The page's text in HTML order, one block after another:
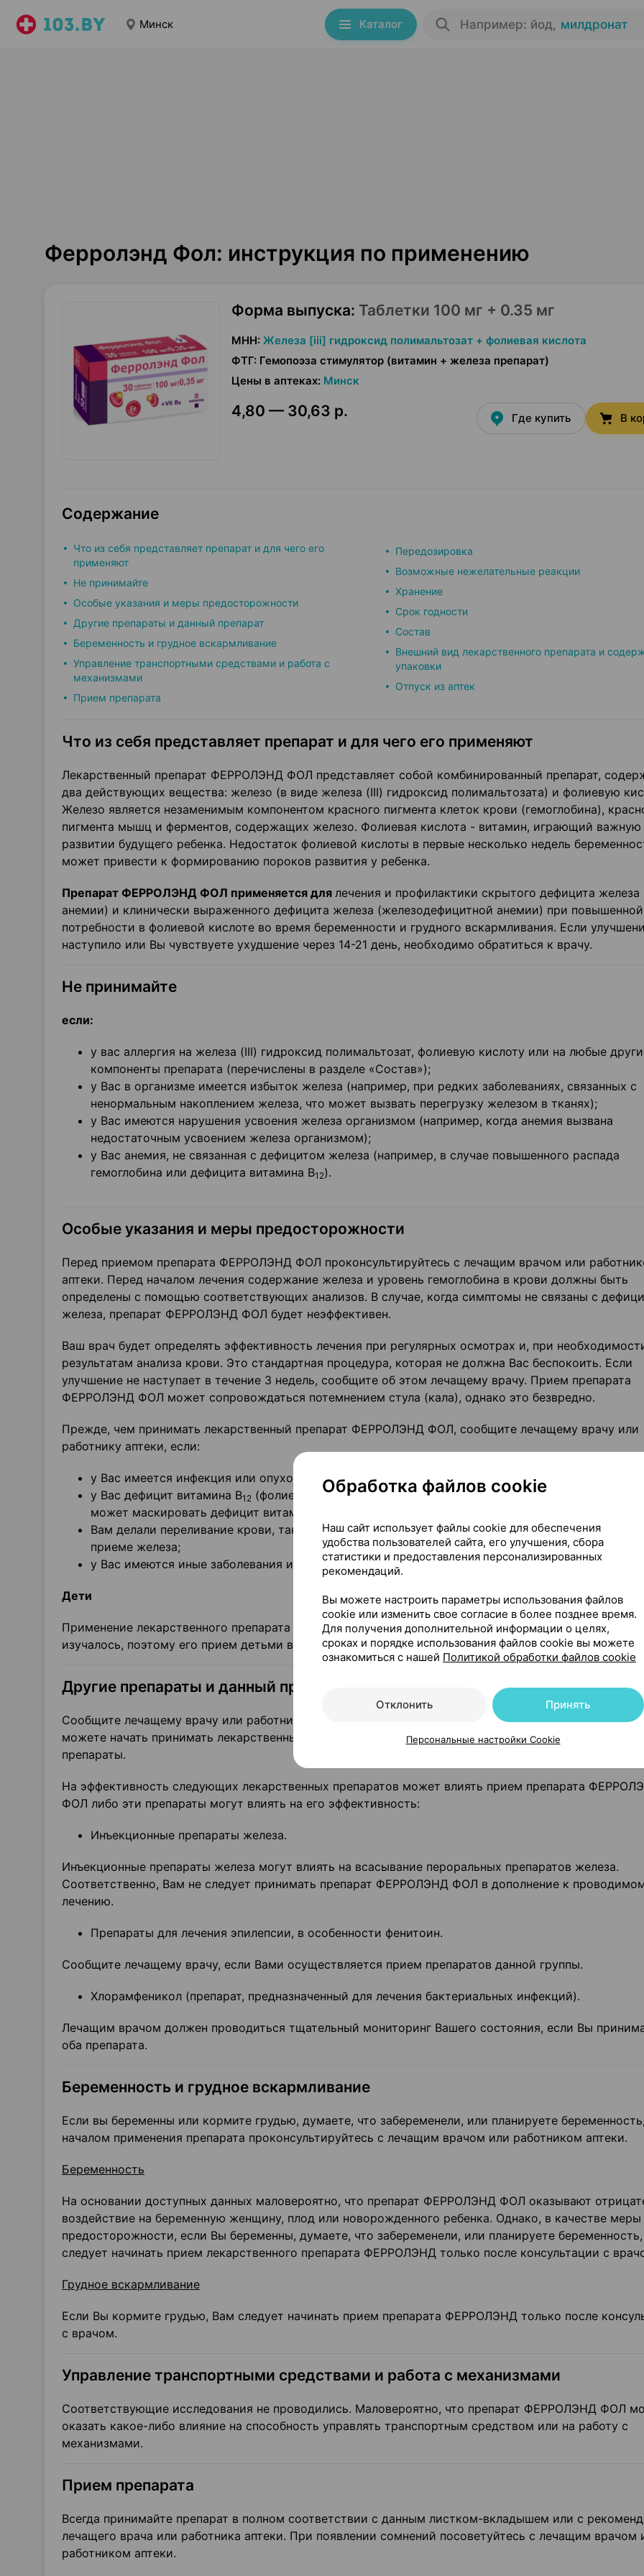
Минск Каталог Например: йод, милдронат
Ферролэнд Фол: инструкция по применению
Форма выпуска: Таблетки 100 мг + 0.35 мг
МНН: Железа [iii] гидроксид полимальтозат + фолиевая кислота
ФТГ: Гемопоэза стимулятор (витамин + железа препарат)
Цены в аптеках: Минск
4,80 — 30,63 р. Где купить В
Содержание
Что из себя представляет препарат и для чего его
применяют
Не принимайте
Особые указания и меры предосторожности
Другие препараты и данный препарат
Беременность и грудное вскармливание
Управление транспортными средствами и работа с
механизмами
Прием препарата
Передозировка
Возможные нежелательные реакции
Хранение
Срок годности
Состав
Внешний вид лекарственного препарата и
упаковки
Отпуск из аптек
Что из себя представляет препарат и для чего его применяют
Лекарственный препарат ФЕРРОЛЭНД ФОЛ представляет собой комбинированный препарат,
два действующих вещества: железо (в виде железа (III) гидроксид полимальтозата) и фолиевую
Железо является незаменимым компонентом красного пигмента клеток крови (гемоглобина),
пигмента мышц и ферментов, содержащих железо. Фолиевая кислота - витамин, играющий важную
развитии будущего ребенка. Недостаток фолиевой кислоты в первые несколько недель
может привести к формированию пороков развития у ребенка.
Препарат ФЕРРОЛЭНД ФОЛ применяется для лечения и профилактики скрытого дефицита железа
анемии) и клинически выраженного дефицита железа (железодефицитной анемии) при повышенной
потребности в фолиевой кислоте во время беременности и грудного вскармливания. Если
наступило или Вы чувствуете ухудшение через 14-21 день, необходимо обратиться к врачу.
Не принимайте
если:
у вас аллергия на железа (III) гидроксид полимальтозат, фолиевую кислоту или на любые
компоненты препарата (перечислены в разделе «Состав»);
у Вас в организме имеется избыток железа (например, при редких заболеваниях, связанных с
ненормальным накоплением железа, что может вызвать перегрузку железом в тканях);
у Вас имеются нарушения усвоения железа организмом (например, когда анемия вызвана
недостаточным усвоением железа организмом);
у Вас анемия, не связанная с дефицитом железа (например, в случае повышенного распада
гемоглобина или дефицита витамина В12).
Особые указания и меры предосторожности
Перед приемом препарата ФЕРРОЛЭНД ФОЛ проконсультируйтесь с лечащим врачом или
аптеки. Перед началом лечения содержание железа и уровень гемоглобина в крови должны быть
определены с помощью соответствующих анализов. В случае, когда симптомы не связаны с
железа, препарат ФЕРРОЛЭНД ФОЛ будет неэффективен.
Ваш врач будет определять эффективность лечения при регулярных осмотрах и, при
результатам анализа крови. Это стандартная процедура, которая не должна Вас беспокоить. Если
улучшение не наступает в течение 3 недель, сообщите об этом лечащему врачу. Прием препарата
ФЕРРОЛЭНД ФОЛ может сопровождаться потемнением стула (кала), однако это безвредно.
Прежде, чем принимать лекарственный препарат ФЕРРОЛЭНД ФОЛ, сообщите лечащему врачу или
работнику аптеки, если:
у Вас имеется инфекция или опухоль;
у Вас дефицит витамина В12 (фолиевая кислота, которая содержится в препарате ФЕРРОЛЭНД
может маскировать дефицит витамина В12);
Вам делали переливание крови, так как существует риск перегрузки железом при
приеме железа;
у Вас имеются иные заболевания или аллергия на что-либо.
Дети
Применение лекарственного препарата ФЕРРОЛЭНД ФОЛ у детей в возрасте 12 лет и младше не
изучалось, поэтому его прием детьми в возрасте 12 лет и младше не рекомендуется.
Другие препараты и данный препарат
Сообщите лечащему врачу или работнику аптеки о том, что Вы принимаете, недавно принимали или
можете начать принимать лекарственные препараты, представленные ниже, или какие-либо другие
препараты.
На эффективность следующих лекарственных препаратов может влиять прием препарата
ФОЛ либо эти препараты могут влиять на его эффективность:
Инъекционные препараты железа.
Инъекционные препараты железа могут влиять на всасывание пероральных препаратов железа.
Соответственно, Вам не следует принимать препарат ФЕРРОЛЭНД ФОЛ в дополнение к
лечению.
Препараты для лечения эпилепсии, в особенности фенитоин.
Сообщите лечащему врачу, если Вами осуществляется прием препаратов данной группы.
Хлорамфеникол (препарат, предназначенный для лечения бактериальных инфекций).
Лечащим врачом должен проводиться тщательный мониторинг Вашего состояния, если Вы
оба препарата.
Беременность и грудное вскармливание
Если вы беременны или кормите грудью, думаете, что забеременели, или планируете
началом применения препарата проконсультируйтесь с лечащим врачом или работником аптеки.
Беременность
На основании доступных данных маловероятно, что препарат ФЕРРОЛЭНД ФОЛ оказывают
воздействие на беременную женщину, плод или новорожденного ребенка. Однако, в качестве меры
предосторожности, если Вы беременны, думаете, что забеременели, или планируете
следует начинать прием лекарственного препарата ФЕРРОЛЭНД только после консультации с
Грудное вскармливание
Если Вы кормите грудью, Вам следует начинать прием препарата ФЕРРОЛЭНД только после
с врачом.
Управление транспортными средствами и работа с механизмами
Соответствующие исследования не проводились. Маловероятно, что препарат ФЕРРОЛЭНД ФОЛ
оказать какое-либо влияние на способность управлять транспортным средством или на работу с
механизмами.
Прием препарата
Всегда принимайте препарат в полном соответствии с данным листком-вкладышем или с
лечащего врача или работника аптеки. При появлении сомнений посоветуйтесь с лечащим врачом
работником аптеки.
Обработка файлов cookie
Наш сайт использует файлы cookie для обеспечения
удобства пользователей сайта, его улучшения, сбора
статистики и предоставления персонализированных
рекомендаций.
Вы можете настроить параметры использования файлов
cookie или изменить свое согласие в более позднее время.
Для получения дополнительной информации о целях,
сроках и порядке использования файлов cookie вы можете
ознакомиться с нашей Политикой обработки файлов cookie
Отклонить Принять
Персональные настройки Cookie